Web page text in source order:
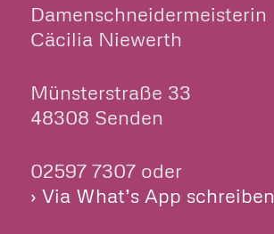
Damenschneidermeisterin
Cäcilia Niewerth
Münsterstraße 33
48308 Senden
02597 7307 oder
› Via What’s App schreiben